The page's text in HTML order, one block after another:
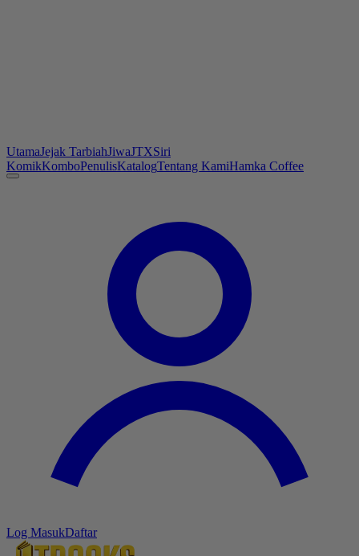
UtamaJejak TarbiahJiwaJTXSiri
KomikKomboPenulisKatalogTentang KamiHamka Coffee
Log MasukDaftar